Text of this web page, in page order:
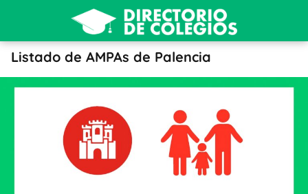
Listado de AMPAs de Palencia